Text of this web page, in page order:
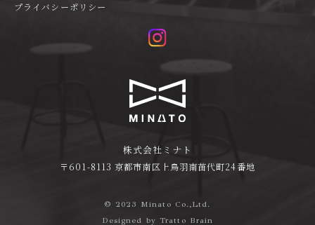
株式会社ミナト
〒601-8113 京都市南区上鳥羽南苗代町24番地
© 2023 Minato Co.,Ltd.
Designed by Tratto Brain
プライバシーポリシー